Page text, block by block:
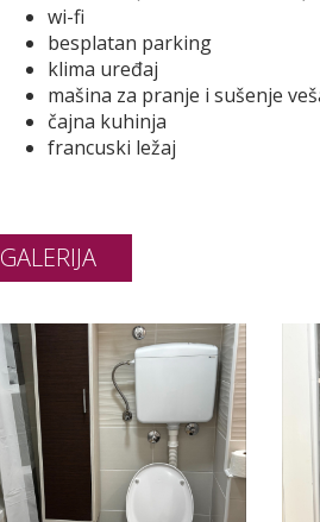
wi-fi
besplatan parking
klima uređaj
mašina za pranje i sušenje
čajna kuhinja
francuski ležaj
GALERIJA